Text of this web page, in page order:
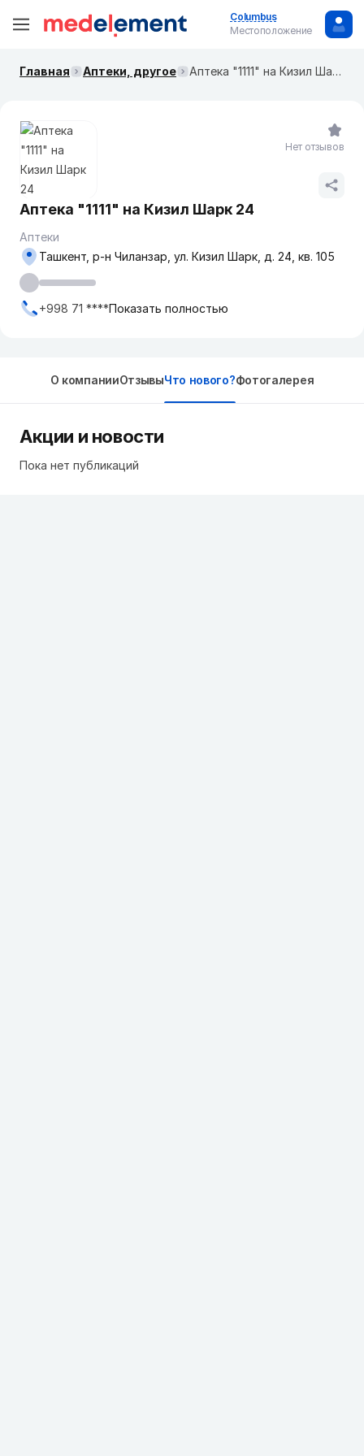
Columbus
Местоположение
Главная Аптеки, другое Аптека "1111" на Кизил Шарк 24
Аптека "1111" на Кизил Шарк 24
Аптеки
Ташкент, р-н Чиланзар, ул. Кизил Шарк, д. 24, кв. 105
+998 71 ****Показать полностью
Нет отзывов
О компанииОтзывыЧто нового?Фотогалерея
Акции и новости
Пока нет публикаций